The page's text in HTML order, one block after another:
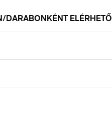
DARABONKÉNT ELÉRHETŐ